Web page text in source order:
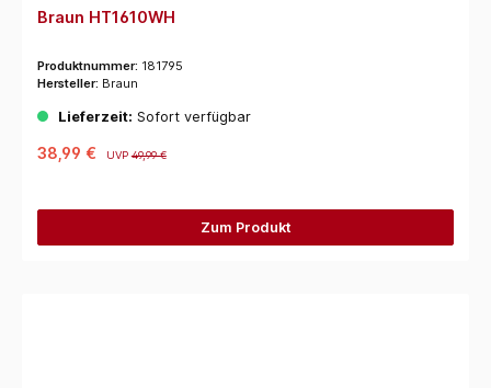
Braun HT1610WH
Produktnummer: 181795
Hersteller: Braun
Lieferzeit: Sofort verfügbar
38,99 € UVP49,99 €
Zum Produkt